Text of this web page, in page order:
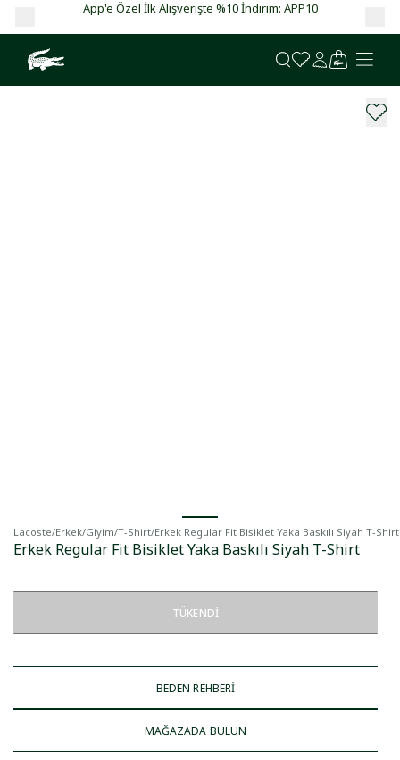
İndirim: APP10 Garanti BBVA ve Bonus kartlarda vade
Lacoste/Erkek/Giyim/T-Shirt/Erkek Regular Fit Bisiklet Yaka Baskılı Siyah T-Shirt
Erkek Regular Fit Bisiklet Yaka Baskılı Siyah T-Shirt
TÜKENDI
BEDEN REHBERİ
MAĞAZADA BULUN